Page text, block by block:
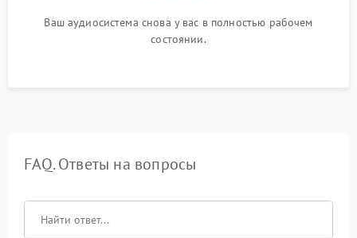
Ваш аудиосистема снова у вас в полностью рабочем
состоянии.
FAQ. Ответы на вопросы